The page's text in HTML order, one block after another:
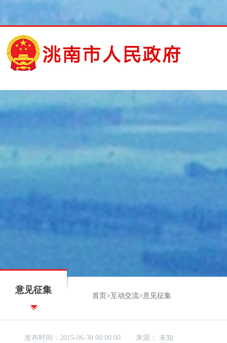
意见征集
首页 >互动交流>意见征集
发布时间：2015-06-30 00:00:00 来源： 未知